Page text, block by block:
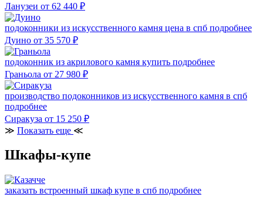
Ланузеи от 62 440 ₽
подоконники из искусственного камня цена в спб подробнее
Дуино от 35 570 ₽
подоконник из акрилового камня купить подробнее
Граньола от 27 980 ₽
производство подоконников из искусственного камня в спб
подробнее
Сиракуза от 15 250 ₽
≫ Показать еще ≪
Шкафы-купе
заказать встроенный шкаф купе в спб подробнее